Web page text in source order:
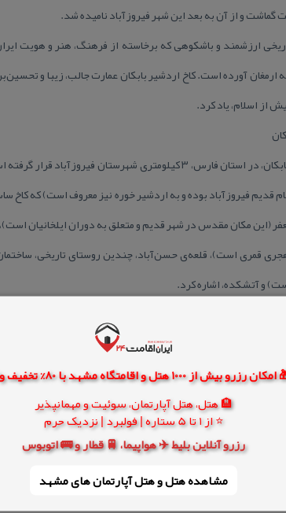
رزرو بیش از 1000 هتل و اقامتگاه مشهد با 80% تخفیف واقعی
🏨 هتل، هتل آپارتمان، سوئیت و مهمانپذیر
⭐ از 1 تا 5 ستاره | فولبرد | نزدیک حرم
رزرو آنلاین بلیط ✈️ هواپیما، 🚆 قطار و 🚌 اتوبوس
مشاهده هتل و هتل‌ آپارتمان های مشهد
گماشت و از آن به بعد این شهر فیروزآباد نامیده شد.
تاریخی ارزشمند و باشكوهی كه برخاسته از فرهنگ، هنر و هویت
آورده‌ است. كاخ اردشیر بابكان عمارت جالب، زیبا و
از اسلام، یاد كرد.
همانگونه كه پیش‌تر بیان شد، كاخ اردشیر بابكان، در استان فارس، ۳
قدیم فیروزآباد بوده و به اردشیر خوره نیز معروف است) كه
(این مكان مقدس در شهر قدیم و متعلق به دوران ایلخانیان
یكی از این سنگ‌ها متعلق به سال ۷۴۱ هجری قمری است)، قلعه‌ی حسن‌آباد، چندین
و آتشكده، اشاره كرد.
به نظر می‌رسد بنای تاریخی این كاخ، توسط اردشیر بابكان كه
پنجم (بیست و هشتمین و آخرین شاه ایران از سلسله‌ی
پس از پیروزی بر اردوان پنجم در مجاورت شهر گور (نام
است. متون تاریخی جالبی نیز وجود دارد كه توسط مورخین
را در مورد عمارت كاخ، در اختیار بازماندگان قرار داده‌اند.
به دلیل وسعت زیادش نسبت به سایر آتشكده‌های موجود در